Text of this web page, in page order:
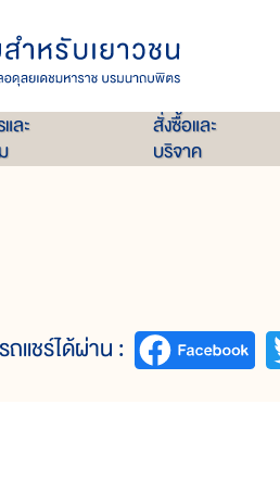
ละ
สั่งซื้อและ
บริจาค
ถแชร์ได้ผ่าน :